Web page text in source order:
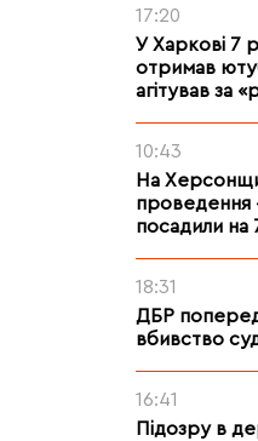
17:20
У Харкові 7
отримав
агітував за
10:43
На
посадили на
18:31
ДБР
вбивство
16:41
Підозру в